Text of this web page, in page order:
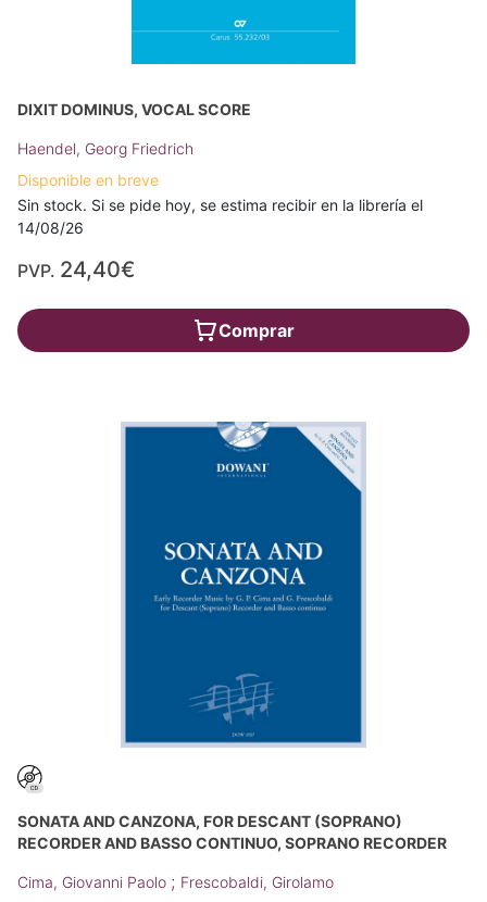
DIXIT DOMINUS, VOCAL SCORE
Haendel, Georg Friedrich
Disponible en breve
Sin stock. Si se pide hoy, se estima recibir en la librería el
14/08/26
PVP. 24,40€
Comprar
SONATA AND CANZONA, FOR DESCANT (SOPRANO)
RECORDER AND BASSO CONTINUO, SOPRANO RECORDER
Cima, Giovanni Paolo ; Frescobaldi, Girolamo